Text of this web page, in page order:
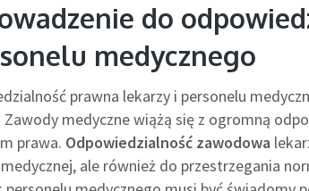
do
medycznego
prawna lekarzy i personelu
medyczne wiążą się z ogromną
prawa. Odpowiedzialność zawodowa
ale również do przestrzegania